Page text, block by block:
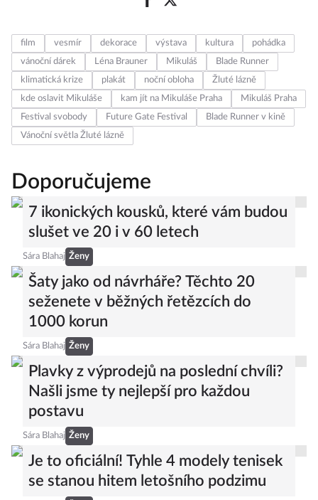
film vesmír dekorace výstava kultura
pohádka
vánoční dárek
Léna Brauner Mikuláš
Blade Runner
klimatická krize
plakát noční obloha
Žluté lázně
kde oslavit Mikuláše
kam jít na Mikuláše Praha
Mikuláš Praha
Festival svobody
Future Gate Festival
Blade Runner v kině
Vánoční světla Žluté lázně
Doporučujeme
7 ikonických kousků, které vám budou
slušet ve 20 i v 60 letech
Sára Blahaj Ženy
Šaty jako od návrháře? Těchto 20
seženete v běžných řetězcích do
1000 korun
Sára Blahaj Ženy
Plavky z výprodejů na poslední chvíli?
Našli jsme ty nejlepší pro každou
postavu
Sára Blahaj Ženy
Je to oficiální! Tyhle 4 modely tenisek
se stanou hitem letošního podzimu